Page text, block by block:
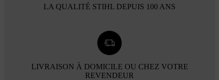
LA QUALITÉ STIHL DEPUIS 100 ANS
LIVRAISON À DOMICILE OU CHEZ VOTRE
REVENDEUR